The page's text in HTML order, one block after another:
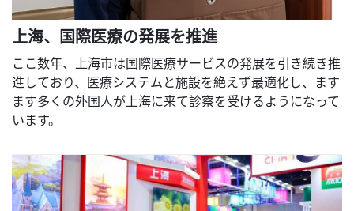
上海、国際医療の発展を推進
ここ数年、上海市は国際医療サービスの発展を引き続き推
進しており、医療システムと施設を絶えず最適化し、ます
ます多くの外国人が上海に来て診察を受けるようになって
います。